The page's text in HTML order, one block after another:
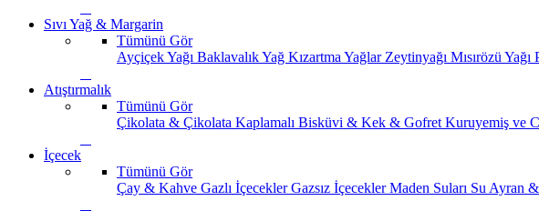
Sıvı Yağ & Margarin
Tümünü Gör
Ayçiçek Yağı Baklavalık Yağ Kızartma Yağlar Zeytinyağı Mısırözü Yağı
Atıştırmalık
Tümünü Gör
Çikolata & Çikolata Kaplamalı Bisküvi & Kek & Gofret Kuruyemiş ve
İçecek
Tümünü Gör
Çay & Kahve Gazlı İçeceklerGazsız İçeceklerMaden Suları Su Ayran